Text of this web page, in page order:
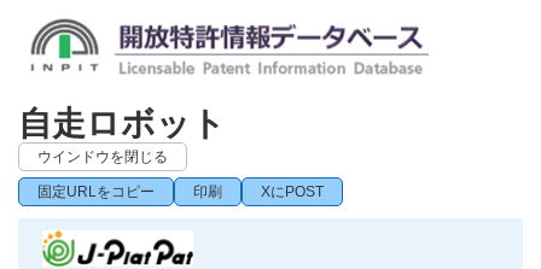
自走ロボット
ウインドウを閉じる
固定URLをコピー 印刷 XにPOST